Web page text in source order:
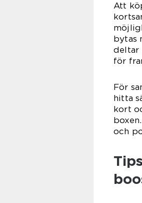
Att
bytas
deltar
för
För
hitta
kort
och